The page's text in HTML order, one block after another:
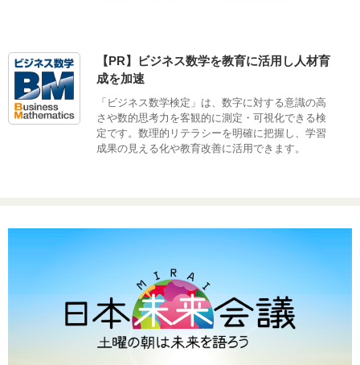
【PR】ビジネス数学を教育に活用し人材育
成を加速
「ビジネス数学検定」は、数字に対する意識の高
さや数的思考力を客観的に測定・可視化できる検
定です。数理的リテラシーを明確に把握し、学習
成果の見える化や教育改善に活用できます。